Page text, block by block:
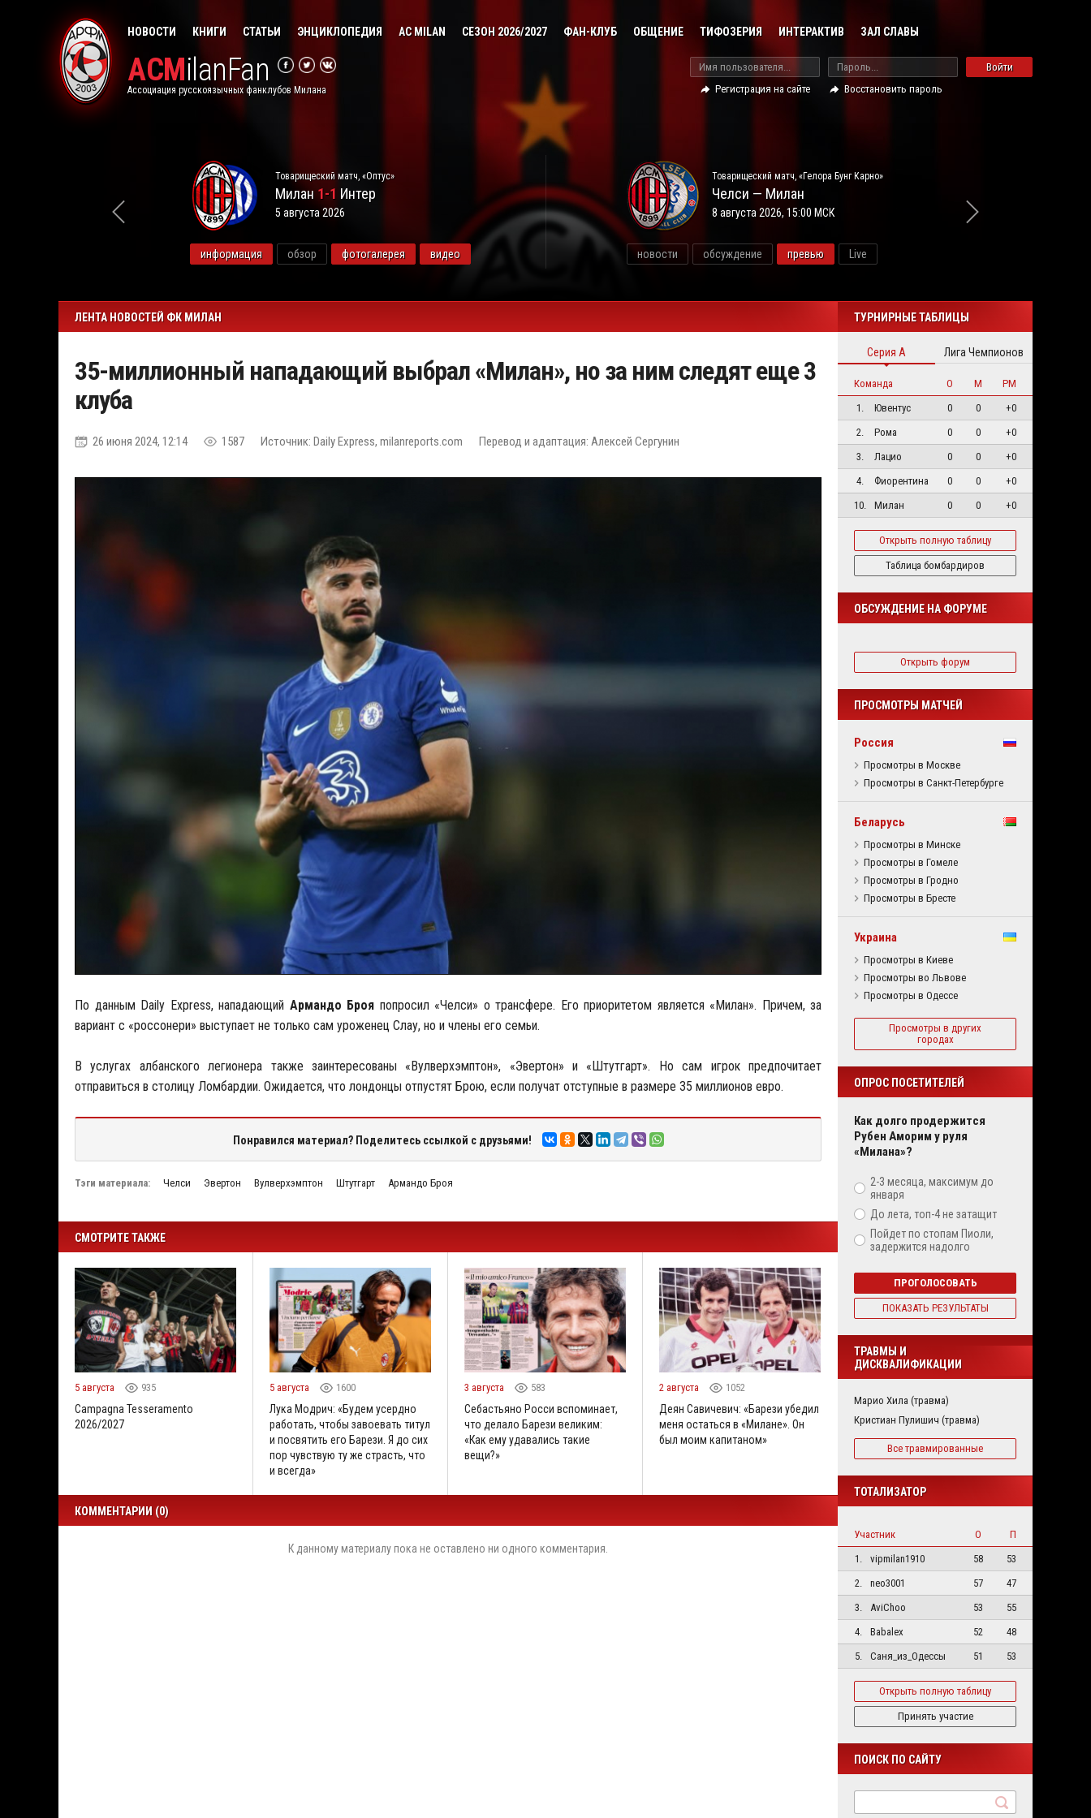
НОВОСТИ КНИГИ СТАТЬИ ЭНЦИКЛОПЕДИЯ AC MILAN СЕЗОН 2026/2027 ФАН-КЛУБ ОБЩЕНИЕ ТИФОЗЕРИЯ ИНТЕРАКТИВ ЗАЛ СЛАВЫ
ACMilanFan
Ассоциация русскоязычных фанклубов Милана
Войти
Регистрация на сайте
Восстановить пароль
Товарищеский матч, «Оптус»
Милан 1-1 Интер
5 августа 2026
информация обзор фотогалерея видео
Товарищеский матч, «Гелора Бунг Карно»
Челси — Милан
8 августа 2026, 15:00 МСК
новости обсуждение превью Live
ЛЕНТА НОВОСТЕЙ ФК МИЛАН
35-миллионный нападающий выбрал «Милан», но за ним следят еще 3
клуба
26 июня 2024, 12:14 1587 Источник: Daily Express, milanreports.com Перевод и адаптация: Алексей Сергунин
По данным Daily Express, нападающий Армандо Броя попросил «Челси» о трансфере. Его приоритетом является «Милан». Причем, за
вариант с «россонери» выступает не только сам уроженец Слау, но и члены его семьи.
В услугах албанского легионера также заинтересованы «Вулверхэмптон», «Эвертон» и «Штутгарт». Но сам игрок предпочитает
отправиться в столицу Ломбардии. Ожидается, что лондонцы отпустят Брою, если получат отступные в размере 35 миллионов евро.
Понравился материал? Поделитесь ссылкой с друзьями!
Тэги материала: Челси Эвертон Вулверхэмптон Штутгарт Армандо Броя
СМОТРИТЕ ТАКЖЕ
5 августа 935
Campagna Tesseramento
2026/2027
5 августа 1600
Лука Модрич: «Будем усердно
работать, чтобы завоевать титул
и посвятить его Барези. Я до сих
пор чувствую ту же страсть, что
и всегда»
3 августа 583
Себастьяно Росси вспоминает,
что делало Барези великим:
«Как ему удавались такие
вещи?»
2 августа 1052
Деян Савичевич: «Барези убедил
меня остаться в «Милане». Он
был моим капитаном»
КОММЕНТАРИИ (0)
К данному материалу пока не оставлено ни одного комментария.
ТУРНИРНЫЕ ТАБЛИЦЫ
Серия А Лига Чемпионов
Команда О М
РМ
1.
Ювентус 0 0
+0
2.
Рома 0 0
+0
3.
Лацио 0 0
+0
4.
Фиорентина 0 0
+0
10.
Милан 0 0 +0
Открыть полную таблицу
Таблица бомбардиров
ОБСУЖДЕНИЕ НА ФОРУМЕ
Открыть форум
ПРОСМОТРЫ МАТЧЕЙ
Россия
Просмотры в Москве
Просмотры в Санкт-Петербурге
Беларусь
Просмотры в Минске
Просмотры в Гомеле
Просмотры в Гродно
Просмотры в Бресте
Украина
Просмотры в Киеве
Просмотры во Львове
Просмотры в Одессе
Просмотры в других
городах
ОПРОС ПОСЕТИТЕЛЕЙ
Как долго продержится
Рубен Аморим у руля
«Милана»?
2-3 месяца, максимум до
января
До лета, топ-4 не затащит
Пойдет по стопам Пиоли,
задержится надолго
ПРОГОЛОСОВАТЬ
ПОКАЗАТЬ РЕЗУЛЬТАТЫ
ТРАВМЫ И
ДИСКВАЛИФИКАЦИИ
Марио Хила (травма)
Кристиан Пулишич (травма)
Все травмированные
ТОТАЛИЗАТОР
Участник О
П
1.
vipmilan1910 58
53
2.
neo3001 57
47
3.
AviChoo 53
55
4.
Babalex 52
48
5.
Саня_из_Одессы 51 53
Открыть полную таблицу
Принять участие
ПОИСК ПО САЙТУ